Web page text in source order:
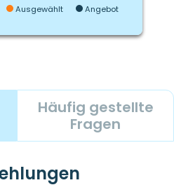
Ausgewählt Angebot
Häufig gestellte
Fragen